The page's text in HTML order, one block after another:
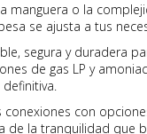
manguera o la
se ajusta a tus
segura y duradera
de gas LP y
con
de la tranquilidad que